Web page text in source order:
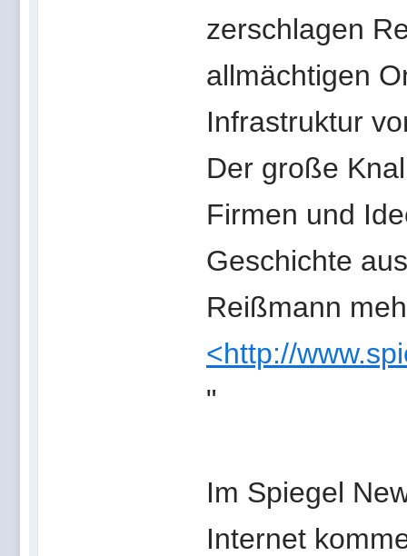
zerschlagen
allmächtigen
Infrastruktur
Der große
Firmen und
Geschichte
Reißmann
<http://
"
Im Spiegel
Internet